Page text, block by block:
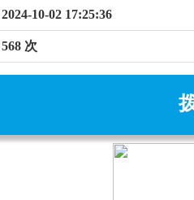
2024-10-02 17:25:36
568 次